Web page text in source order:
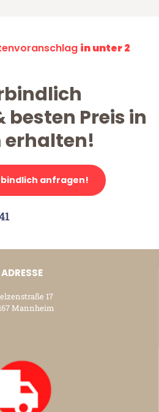
in unter 2
Preis in
erhalten!
anfragen!
ADRESSE
17
Mannheim